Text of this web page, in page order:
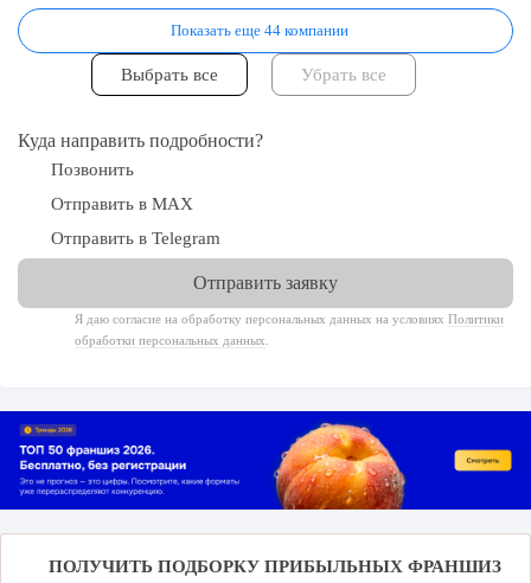
Показать еще 44 компании
Куда направить подробности?
Позвонить
Отправить в MAX
Отправить в Telegram
Я даю согласие на обработку персональных данных на условиях Политики
обработки персональных данных
ПОЛУЧИТЬ ПОДБОРКУ ПРИБЫЛЬНЫХ ФРАНШИЗ